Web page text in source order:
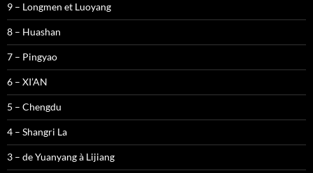
9 – Longmen et Luoyang
8 – Huashan
7 – Pingyao
6 – XI’AN
5 – Chengdu
4 – Shangri La
3 – de Yuanyang à Lijiang